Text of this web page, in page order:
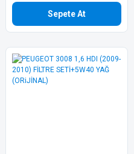
Sepete At